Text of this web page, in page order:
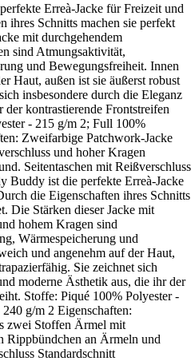
Erreà-Jacke für Freizeit und
ihres Schnitts machen sie perfekt
mit durchgehendem
sind Atmungsaktivität,
und Bewegungsfreiheit. Innen
Haut, außen ist sie äußerst robust
insbesondere durch die Eleganz
kontrastierende Frontstreifen
- 215 g/m 2; Full 100%
Zweifarbige Patchwork-Jacke
und hoher Kragen
Seitentaschen mit Reißverschluss
Buddy ist die perfekte Erreà-Jacke
die Eigenschaften ihres Schnitts
Die Stärken dieser Jacke mit
hohem Kragen sind
Wärmespeicherung und
und angenehm auf der Haut,
Sie zeichnet sich
moderne Ästhetik aus, die ihr der
Stoffe: Piqué 100% Polyester -
g/m 2 Eigenschaften:
zwei Stoffen Ärmel mit
Rippbündchen an Ärmeln und
Standardschnitt